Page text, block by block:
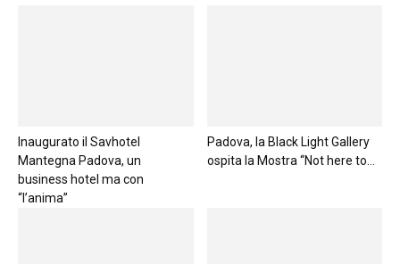
Inaugurato il Savhotel
Mantegna Padova, un
business hotel ma con
“l’anima”
Padova, la Black Light Gallery
ospita la Mostra “Not here to...